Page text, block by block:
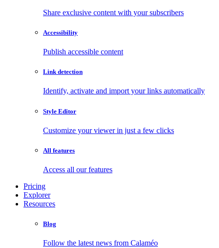
Share exclusive content with your subscribers
Accessibility
Publish accessible content
Link detection
Identify, activate and import your links automatically
Style Editor
Customize your viewer in just a few clicks
All features
Access all our features
Pricing
Explorer
Resources
Blog
Follow the latest news from Calaméo